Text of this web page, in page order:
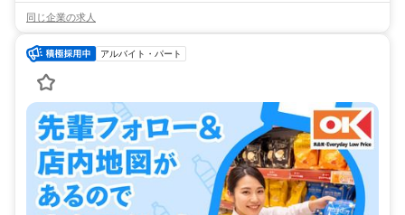
同じ企業の求人
アルバイト・パート